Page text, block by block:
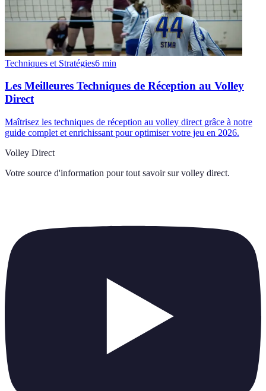
Techniques et Stratégies6 min
Les Meilleures Techniques de Réception au Volley
Direct
Maîtrisez les techniques de réception au volley direct grâce à notre
guide complet et enrichissant pour optimiser votre jeu en 2026.
Volley Direct
Votre source d'information pour tout savoir sur volley direct.